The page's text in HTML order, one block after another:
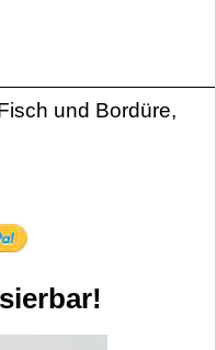
und Bordüre,